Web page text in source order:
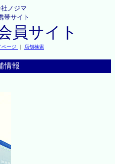
ノジマ
帯サイト
員サイト
ページ ｜ 店舗検索
情報